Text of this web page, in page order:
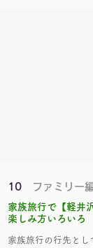
10 ファミリー
家族旅行で【軽井沢
​楽しみ方いろいろ
家族旅行の行先とし